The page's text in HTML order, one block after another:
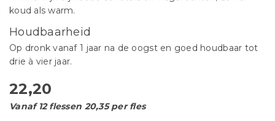
koud als warm.
Houdbaarheid
Op dronk vanaf 1 jaar na de oogst en goed houdbaar tot
drie à vier jaar.
22,20
Vanaf 12 flessen 20,35 per fles